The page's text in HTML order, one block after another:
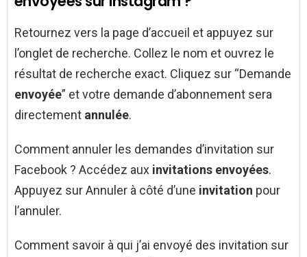
Retournez vers la page d’accueil et appuyez sur
l’onglet de recherche. Collez le nom et ouvrez le
résultat de recherche exact. Cliquez sur “Demande
envoyée” et votre demande d’abonnement sera
directement annulée.
Comment annuler les demandes d’invitation sur
Facebook ? Accédez aux invitations envoyées.
Appuyez sur Annuler à côté d’une invitation pour
l’annuler.
Comment savoir à qui j’ai envoyé des invitation sur